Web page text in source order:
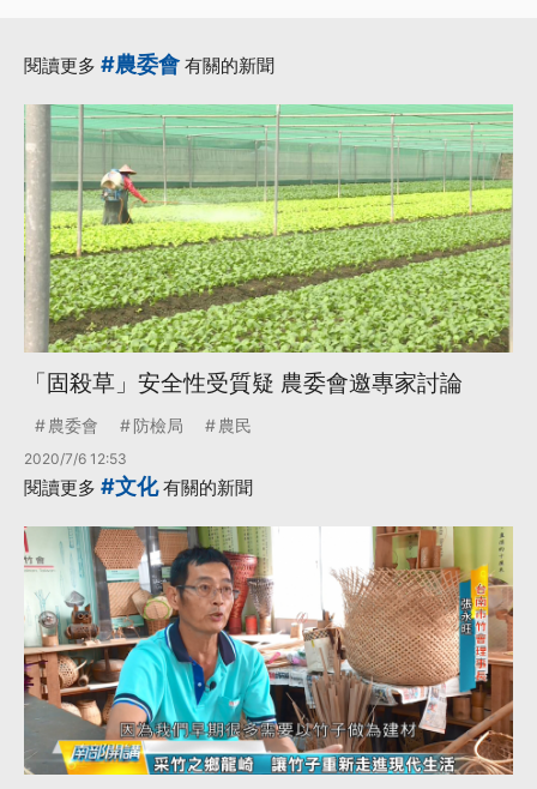
閱讀更多 #農委會 有關的新聞
「固殺草」安全性受質疑 農委會邀專家討論
農委會 防檢局 農民
2020/7/6 12:53
閱讀更多 #文化有關的新聞